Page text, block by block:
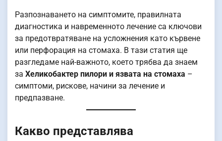
Разпознаването на симптомите, правилната
диагностика и навременното лечение са ключови
за предотвратяване на усложнения като кървене
или перфорация на стомаха. В тази статия ще
разгледаме най-важното, което трябва да знаем
за Хеликобактер пилори и язвата на стомаха –
симптоми, рискове, начини за лечение и
предпазване.
Какво представлява